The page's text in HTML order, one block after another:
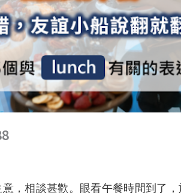
，相談甚歡。眼看午餐時間到了